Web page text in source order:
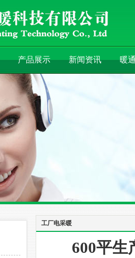
产品展示 新闻资讯 暖
工厂电采暖
600平生